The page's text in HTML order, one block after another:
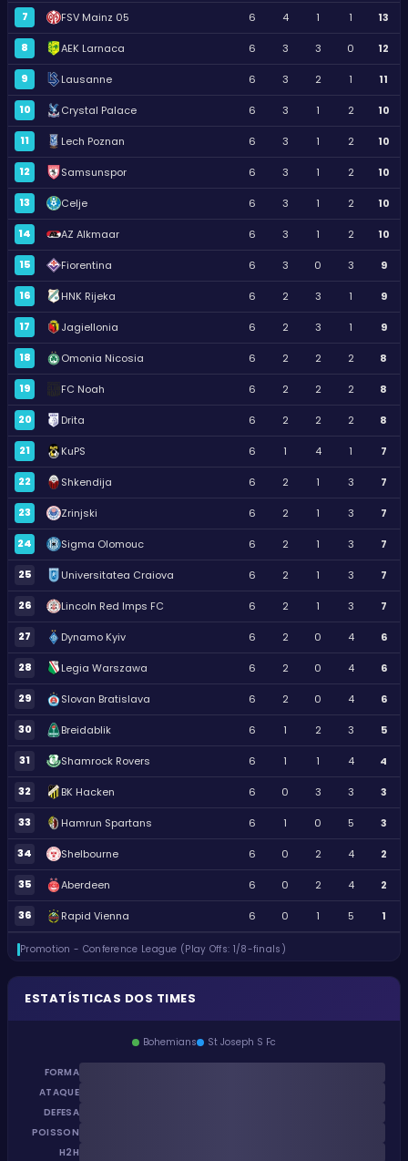
7 FSV Mainz 05 6 4 1 1 13
8 AEK Larnaca 6 3 3 0 12
9 Lausanne 6 3 2 1 11
10 Crystal Palace 6 3 1 2 10
11 Lech Poznan 6 3 1 2 10
12 Samsunspor 6 3 1 2 10
13 Celje 6 3 1 2 10
14 AZ Alkmaar 6 3 1 2 10
15 Fiorentina 6 3 0 3 9
16 HNK Rijeka 6 2 3 1 9
17 Jagiellonia 6 2 3 1 9
18 Omonia Nicosia 6 2 2 2 8
19 FC Noah 6 2 2 2 8
20 Drita 6 2 2 2 8
21 KuPS 6 1 4 1 7
22 Shkendija 6 2 1 3 7
23 Zrinjski 6 2 1 3 7
24 Sigma Olomouc 6 2 1 3 7
25 Universitatea Craiova 6 2 1 3 7
26 Lincoln Red Imps FC 6 2 1 3 7
27 Dynamo Kyiv 6 2 0 4 6
28 Legia Warszawa 6 2 0 4 6
29 Slovan Bratislava 6 2 0 4 6
30 Breidablik 6 1 2 3 5
31 Shamrock Rovers 6 1 1 4 4
32 BK Hacken 6 0 3 3 3
33 Hamrun Spartans 6 1 0 5 3
34 Shelbourne 6 0 2 4 2
35 Aberdeen 6 0 2 4 2
36 Rapid Vienna 6 0 1 5 1
Promotion - Conference League (Play Offs: 1/8-finals)
ESTATÍSTICAS DOS TIMES
Bohemians St Joseph S Fc
FORMA
ATAQUE
DEFESA
POISSON
H2H